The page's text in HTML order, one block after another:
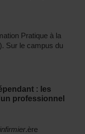
Pratique à la
Sur le campus du
: les
professionnel
infirmier.ère